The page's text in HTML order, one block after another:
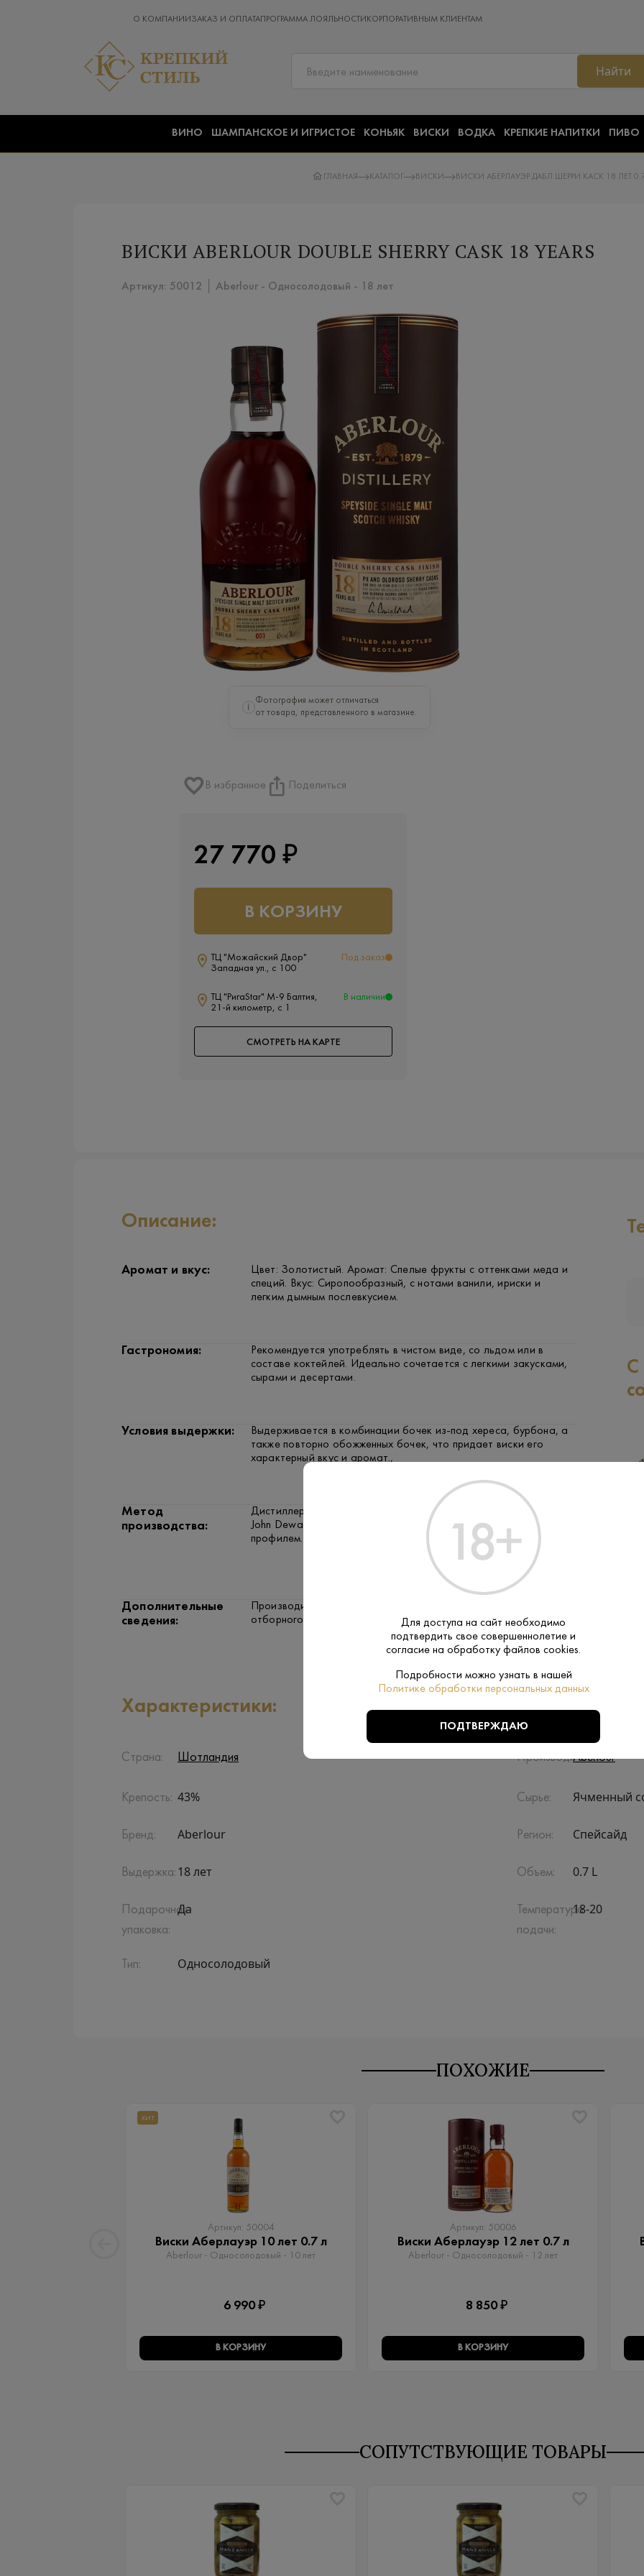
О КОМПАНИИ ЗАКАЗ И ОПЛАТАПРОГРАММА ЛОЯЛЬНОСТИ КОРПОРАТИВНЫМ КЛИЕНТАМ
Найти
ВИНО ШАМПАНСКОЕ И ИГРИСТОЕ КОНЬЯК ВИСКИ ВОДКА КРЕПКИЕ НАПИТКИ ПИВО
ГЛАВНАЯ КАТАЛОГ ВИСКИ ВИСКИ АБЕРЛАУЭР ДАБЛ ШЕРРИ КАСК 18 ЛЕТ
ВИСКИ ABERLOUR DOUBLE SHERRY CASK 18 YEARS
Артикул: 50012 │ Aberlour - Односолодовый​ - 18 лет
i
Фотография может отличаться
от товара, представленного в магазине.
В избранное Поделиться
27 770 ₽
В КОРЗИНУ
ТЦ "Можайский Двор"
Западная ул., с 100
Под заказ
ТЦ "РигаStar" М-9 Балтия,
21-й километр, с 1
В наличии
СМОТРЕТЬ НА КАРТЕ
Описание:
Аромат и вкус:
Цвет: Золотистый. Аромат: Спелые фрукты с оттенками меда и
специй. Вкус: Сиропообразный, с нотами ванили, ириски и
легким дымным послевкусием.
Гастрономия:
Рекомендуется употреблять в чистом виде, со льдом или в
составе коктейлей. Идеально сочетается с легкими закусками,
сырами и десертами.
Условия выдержки:
Выдерживается в комбинации бочек из-под хереса, бурбона, а
также повторно обожженных бочек, что придает виски его
характерный вкус и аромат.,
Метод
производства:
Дистиллерия Aberfeldy была основана в 1896 году компанией
John Dewar & Sons и известна своими виски с медовым
профилем.
Дополнительные
сведения:
Производится методом двойной дистилляции с использованием
отборного ячменного солода и воды из источника Pitilie Burn.,
С
Характеристики:
Страна: Шотландия Производитель:
Aberlour
Крепость: 43% Сырье: Ячменный
Бренд: Aberlour Регион: Спейсайд
Выдержка: 18 лет Объем: 0.7 L
Подарочная
упаковка:
Да
Температура
подачи:
18-20
Тип: Односолодовый
ПОХОЖИЕ
ХИТ
Артикул: 50004
Виски Аберлауэр 10 лет 0.7 л
Aberlour - Односолодовый​ - 10 лет
6 990 ₽
В КОРЗИНУ
Артикул: 50006
Виски Аберлауэр 12 лет 0.7 л
Aberlour - Односолодовый​ - 12 лет
8 850 ₽
В КОРЗИНУ
СОПУТСТВУЮЩИЕ ТОВАРЫ
Для доступа на сайт необходимо
подтвердить свое совершеннолетие и
согласие на обработку файлов cookies.
Подробности можно узнать в нашей
Политике обработки персональных данных
ПОДТВЕРЖДАЮ